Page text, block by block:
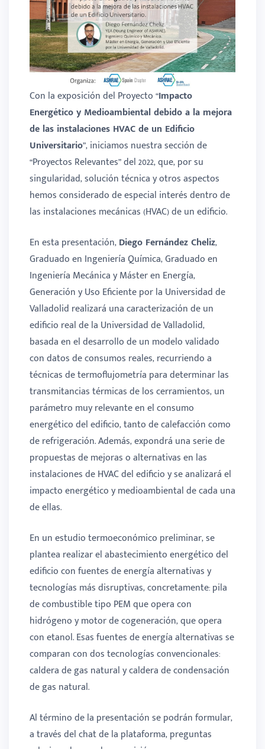
Con la exposición del Proyecto “Impacto
Energético y Medioambiental debido a la mejora
de las instalaciones HVAC de un Edificio
Universitario”, iniciamos nuestra sección de
“Proyectos Relevantes” del 2022, que, por su
singularidad, solución técnica y otros aspectos
hemos considerado de especial interés dentro de
las instalaciones mecánicas (HVAC) de un edificio.
En esta presentación,Diego Fernández Cheliz,
Graduado en Ingeniería Química, Graduado en
Ingeniería Mecánica y Máster en Energía,
Generación y Uso Eficiente por la Universidad de
Valladolid realizará una caracterización de un
edificio real de la Universidad de Valladolid,
basada en el desarrollo de un modelo validado
con datos de consumos reales, recurriendo a
técnicas de termoflujometría para determinar las
transmitancias térmicas de los cerramientos, un
parámetro muy relevante en el consumo
energético del edificio, tanto de calefacción como
de refrigeración. Además, expondrá una serie de
propuestas de mejoras o alternativas en las
instalaciones de HVAC del edificio y se analizará el
impacto energético y medioambiental de cada una
de ellas.
En un estudio termoeconómico preliminar, se
plantea realizar el abastecimiento energético del
edificio con fuentes de energía alternativas y
tecnologías más disruptivas, concretamente: pila
de combustible tipo PEM que opera con
hidrógeno y motor de cogeneración, que opera
con etanol. Esas fuentes de energía alternativas se
comparan con dos tecnologías convencionales:
caldera de gas natural y caldera de condensación
de gas natural.
Al término de la presentación se podrán formular,
a través del chat de la plataforma, preguntas